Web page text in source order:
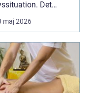
Det
sällan bara
alkohol, narkoti...
maj 2026